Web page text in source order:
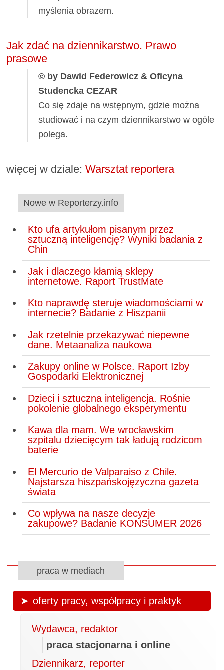
myślenia obrazem.
Jak zdać na dziennikarstwo. Prawo
prasowe
© by Dawid Federowicz & Oficyna
Studencka CEZAR
Co się zdaje na wstępnym, gdzie można
studiować i na czym dziennikarstwo w ogóle
polega.
więcej w dziale:Warsztat reportera
Nowe w Reporterzy.info
Kto ufa artykułom pisanym przez
sztuczną inteligencję? Wyniki badania z
Chin
Jak i dlaczego kłamią sklepy
internetowe. Raport TrustMate
Kto naprawdę steruje wiadomościami w
internecie? Badanie z Hiszpanii
Jak rzetelnie przekazywać niepewne
dane. Metaanaliza naukowa
Zakupy online w Polsce. Raport Izby
Gospodarki Elektronicznej
Dzieci i sztuczna inteligencja. Rośnie
pokolenie globalnego eksperymentu
Kawa dla mam. We wrocławskim
szpitalu dziecięcym tak ładują rodzicom
baterie
El Mercurio de Valparaiso z Chile.
Najstarsza hiszpańskojęzyczna gazeta
świata
Co wpływa na nasze decyzje
zakupowe? Badanie KONSUMER 2026
praca w mediach
oferty pracy, współpracy i praktyk
Wydawca, redaktor
praca stacjonarna i online
Dziennikarz, reporter